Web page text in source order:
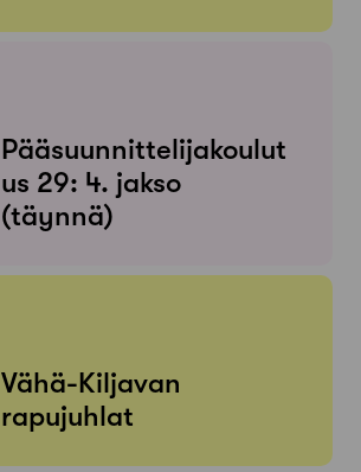
Pääsuunnittelijakoulut
us 29: 4. jakso
(täynnä)
Vähä-Kiljavan
rapujuhlat